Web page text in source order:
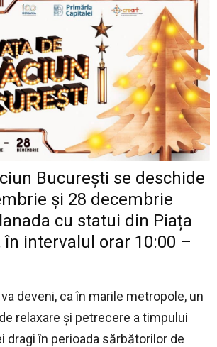
București se deschide
și 28 decembrie
cu statui din Piața
în intervalul orar 10:00 –
deveni, ca în marile metropole, un
relaxare și petrecere a timpului
dragi în perioada sărbătorilor de